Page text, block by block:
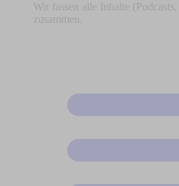
Wir fassen alle Inhalte
zusammen.